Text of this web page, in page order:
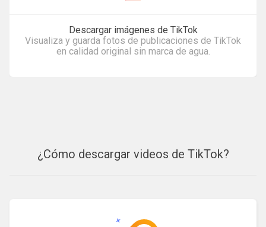
Descargar imágenes de TikTok
Visualiza y guarda fotos de publicaciones de TikTok
en calidad original sin marca de agua.
¿Cómo descargar videos de TikTok?